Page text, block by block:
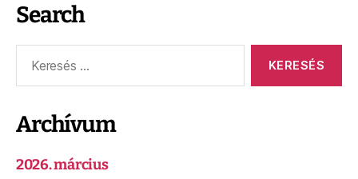
Search
Archívum
2026. március